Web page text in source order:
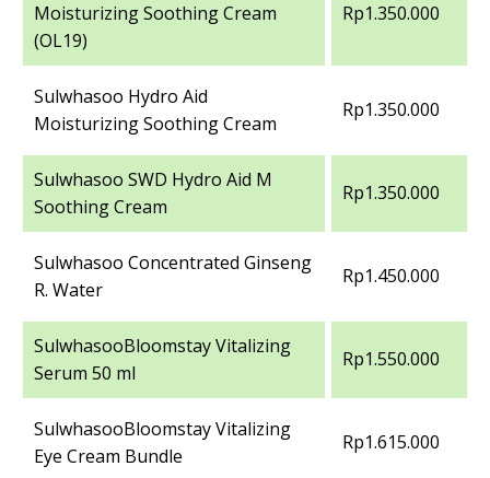
Moisturizing Soothing Cream
(OL19)
Rp1.350.000
Sulwhasoo Hydro Aid
Moisturizing Soothing Cream
Rp1.350.000
Sulwhasoo SWD Hydro Aid M
Soothing Cream
Rp1.350.000
Sulwhasoo Concentrated Ginseng
R. Water
Rp1.450.000
SulwhasooBloomstay Vitalizing
Serum 50 ml
Rp1.550.000
SulwhasooBloomstay Vitalizing
Eye Cream Bundle
Rp1.615.000